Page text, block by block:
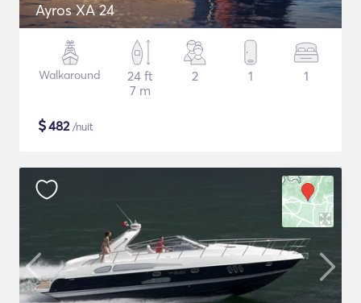
Ayros XA 24
Walkaround
24 ft
7 m
2 1 1
$482/nuit